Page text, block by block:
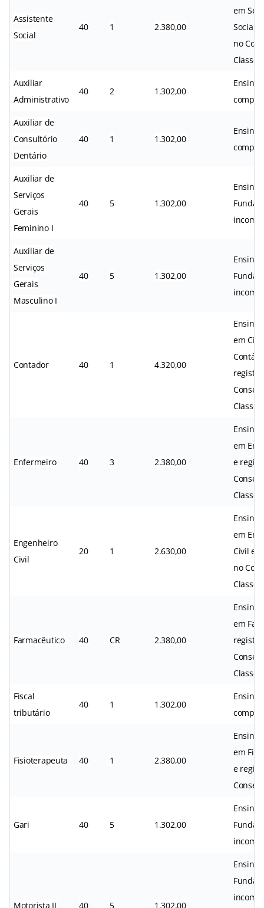
Assistente
Social
40 1 2.380,00
em
Social
no
Classe.
Auxiliar
Administrativo
40 2 1.302,00
Ensino
Auxiliar de
Consultório
Dentário
40 1 1.302,00
Ensino
Auxiliar de
Serviços
Gerais
Feminino I
40 5 1.302,00
Ensino
Auxiliar de
Serviços
Gerais
Masculino I
40 5 1.302,00
Ensino
Contador 40 1 4.320,00
Ensino
em
Classe.
Enfermeiro 40 3 2.380,00
Ensino
em
e
Classe.
Engenheiro
Civil
20 1 2.630,00
Ensino
em
Civil e
no
Classe.
Farmacêutico 40 CR 2.380,00
Ensino
em
Classe.
Fiscal
tributário
40 1 1.302,00
Ensino
Fisioterapeuta 40 1 2.380,00
Ensino
em
e
Gari 40 5 1.302,00
Ensino
Motorista II 40 5 1.302,00
Ensino